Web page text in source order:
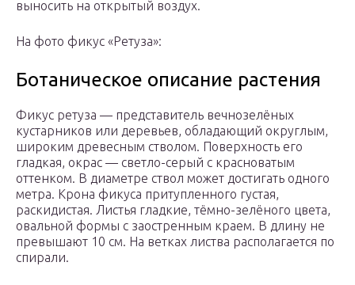
выносить на открытый воздух.
На фото фикус «Ретуза»:
Ботаническое описание растения
Фикус ретуза — представитель вечнозелёных
кустарников или деревьев, обладающий округлым,
широким древесным стволом. Поверхность его
гладкая, окрас — светло-серый с красноватым
оттенком. В диаметре ствол может достигать одного
метра. Крона фикуса притупленного густая,
раскидистая. Листья гладкие, тёмно-зелёного цвета,
овальной формы с заостренным краем. В длину не
превышают 10 см. На ветках листва располагается по
спирали.